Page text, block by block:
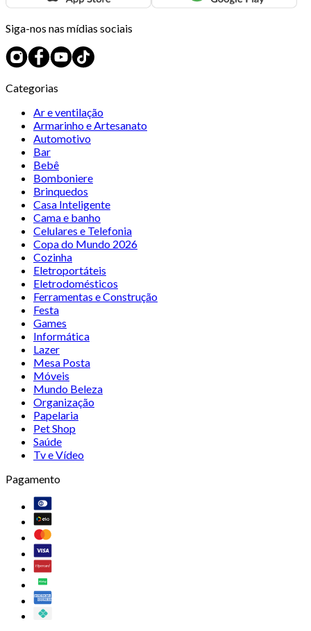
Siga-nos nas mídias sociais
Categorias
Ar e ventilação
Armarinho e Artesanato
Automotivo
Bar
Bebê
Bomboniere
Brinquedos
Casa Inteligente
Cama e banho
Celulares e Telefonia
Copa do Mundo 2026
Cozinha
Eletroportáteis
Eletrodomésticos
Ferramentas e Construção
Festa
Games
Informática
Lazer
Mesa Posta
Móveis
Mundo Beleza
Organização
Papelaria
Pet Shop
Saúde
Tv e Vídeo
Pagamento